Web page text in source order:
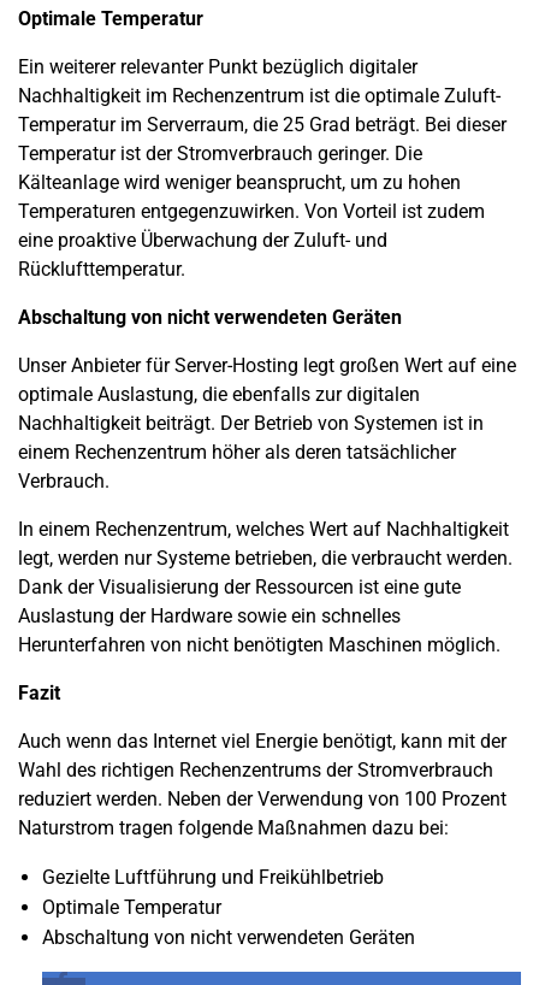
Optimale Temperatur
Ein weiterer relevanter Punkt bezüglich digitaler
Nachhaltigkeit im Rechenzentrum ist die optimale Zuluft-
Temperatur im Serverraum, die 25 Grad beträgt. Bei dieser
Temperatur ist der Stromverbrauch geringer. Die
Kälteanlage wird weniger beansprucht, um zu hohen
Temperaturen entgegenzuwirken. Von Vorteil ist zudem
eine proaktive Überwachung der Zuluft- und
Rücklufttemperatur.
Abschaltung von nicht verwendeten Geräten
Unser Anbieter für Server-Hosting legt großen Wert auf eine
optimale Auslastung, die ebenfalls zur digitalen
Nachhaltigkeit beiträgt. Der Betrieb von Systemen ist in
einem Rechenzentrum höher als deren tatsächlicher
Verbrauch.
In einem Rechenzentrum, welches Wert auf Nachhaltigkeit
legt, werden nur Systeme betrieben, die verbraucht werden.
Dank der Visualisierung der Ressourcen ist eine gute
Auslastung der Hardware sowie ein schnelles
Herunterfahren von nicht benötigten Maschinen möglich.
Fazit
Auch wenn das Internet viel Energie benötigt, kann mit der
Wahl des richtigen Rechenzentrums der Stromverbrauch
reduziert werden. Neben der Verwendung von 100 Prozent
Naturstrom tragen folgende Maßnahmen dazu bei:
Gezielte Luftführung und Freikühlbetrieb
Optimale Temperatur
Abschaltung von nicht verwendeten Geräten